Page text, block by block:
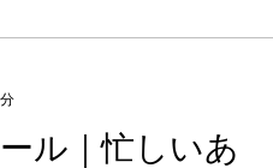
ル｜忙しいあ